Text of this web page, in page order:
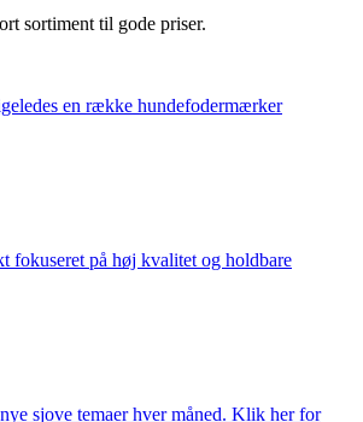
sortiment til gode priser.
en række hundefodermærker
fokuseret på høj kvalitet og holdbare
sjove temaer hver måned. Klik her for